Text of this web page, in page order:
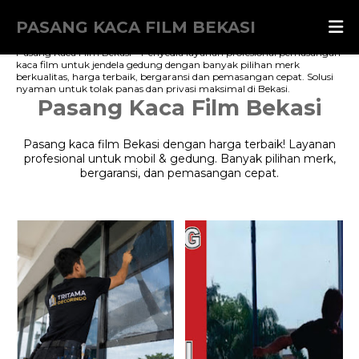
PASANG KACA FILM BEKASI
Pasang Kaca Film Bekasi – Penyedia layanan profesional pemasangan
kaca film untuk jendela gedung dengan banyak pilihan merk
berkualitas, harga terbaik, bergaransi dan pemasangan cepat. Solusi
nyaman untuk tolak panas dan privasi maksimal di Bekasi.
Pasang Kaca Film Bekasi
Pasang kaca film Bekasi dengan harga terbaik! Layanan
profesional untuk mobil & gedung. Banyak pilihan merk,
bergaransi, dan pemasangan cepat.